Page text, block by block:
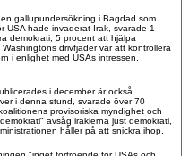
gallupundersökning i Bagdad som
USA hade invaderat Irak, svarade 1
demokrati, 5 procent att hjälpa
drivfjäder var att kontrollera
i enlighet med USAs intressen.
i december är också
i denna stund, svarade över 70
provisoriska myndighet och
avsåg irakierna just demokrati,
håller på att snickra ihop.